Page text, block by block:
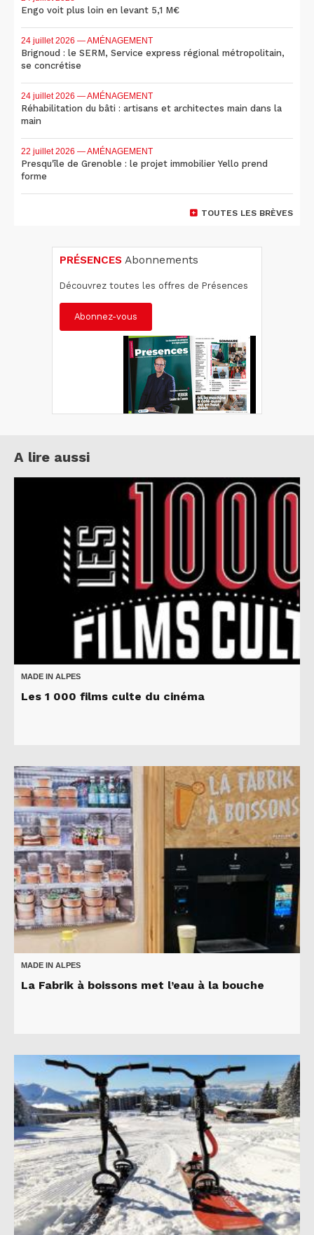
Engo voit plus loin en levant 5,1 M€
24 juillet 2026 — AMÉNAGEMENT
Brignoud : le SERM, Service express régional métropolitain,
se concrétise
24 juillet 2026 — AMÉNAGEMENT
Réhabilitation du bâti : artisans et architectes main dans la
main
22 juillet 2026 — AMÉNAGEMENT
Presqu'île de Grenoble : le projet immobilier Yello prend
forme
TOUTES LES BRÈVES
PRÉSENCES Abonnements
Découvrez toutes les offres de Présences
Abonnez-vous
A lire aussi
MADE IN ALPES
Les 1 000 films culte du cinéma
MADE IN ALPES
La Fabrik à boissons met l’eau à la bouche